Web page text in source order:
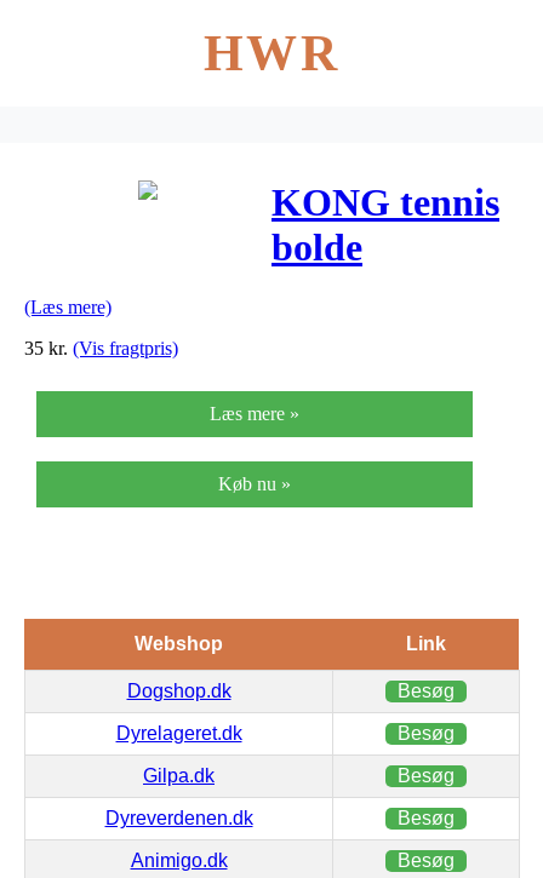
HWR
KONG tennis
bolde
(Læs mere)
35 kr. (Vis fragtpris)
Læs mere »
Køb nu »
Webshop Link
Dogshop.dk Besøg
Dyrelageret.dk Besøg
Gilpa.dk Besøg
Dyreverdenen.dk Besøg
Animigo.dk Besøg